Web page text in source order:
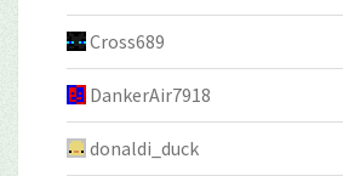
Cross689
DankerAir7918
donaldi_duck